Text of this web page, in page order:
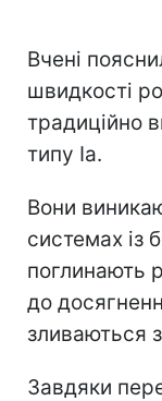
Вчені
швидкості
традиційно
типу Ia.
Вони
системах із
поглинають
до
зливаються
Завдяки